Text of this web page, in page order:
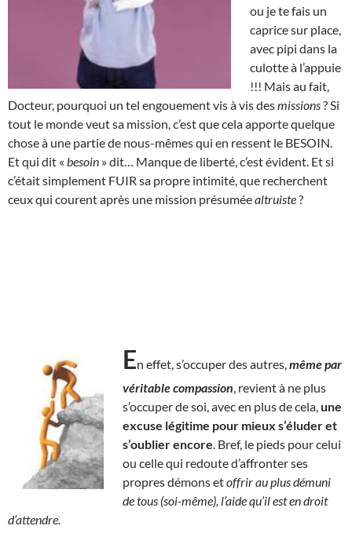
ou je te fais un
caprice sur place,
avec pipi dans la
culotte à l’appuie
!!! Mais au fait,
Docteur, pourquoi un tel engouement vis à vis desmissions? Si
tout le monde veut sa mission, c’est que cela apporte quelque
chose à une partie de nous-mêmes qui en ressent le BESOIN.
Et qui dit « besoin » dit… Manque de liberté, c’est évident. Et si
c’était simplement FUIR sa propre intimité, que recherchent
ceux qui courent après une mission présuméealtruiste?
En effet, s’occuper des autres, même par
véritable compassion , revient à ne plus
s’occuper de soi, avec en plus de cela, une
excuse légitime pour mieux s’éluder et
s’oublier encore . Bref, le pieds pour celui
ou celle qui redoute d’affronter ses
propres démons etoffrir au plus démuni
de tous (soi-même), l’aide qu’il est en droit
d’attendre.